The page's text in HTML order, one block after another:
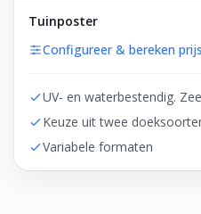
Tuinposter
Configureer & bereken prijs
UV- en waterbestendig.
Keuze uit twee
Variabele formaten